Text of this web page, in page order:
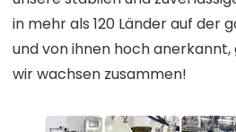
in mehr als 120 Länder auf der
und von ihnen hoch anerkannt,
wir wachsen zusammen!